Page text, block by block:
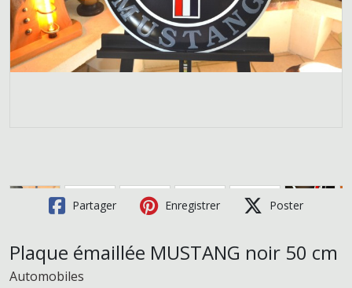
Partager Enregistrer Poster
Plaque émaillée MUSTANG noir 50 cm
Automobiles